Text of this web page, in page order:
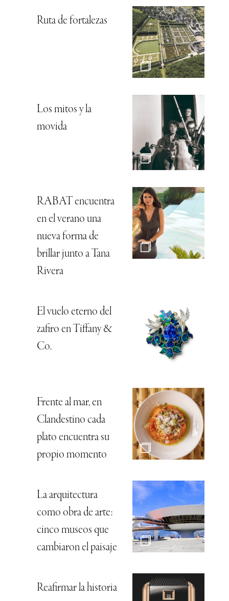
Ruta de fortalezas
Los mitos y la
movida
RABAT encuentra
en el verano una
nueva forma de
brillar junto a Tana
Rivera
El vuelo eterno del
zafiro en Tiffany &
Co.
Frente al mar, en
Clandestino cada
plato encuentra su
propio momento
La arquitectura
como obra de arte:
cinco museos que
cambiaron el paisaje
Reafirmar la historia